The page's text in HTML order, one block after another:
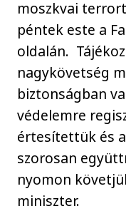
moszkvai
péntek este a
oldalán.
nagykövetség
biztonságban
védelemre
értesítettük és
szorosan
nyomon
miniszter.